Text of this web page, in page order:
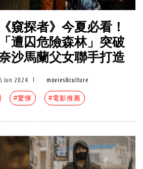
窺探者》今夏必看！
遭囚危險森林」突破
沙馬蘭父女聯手打造
Jun 2024 movies&culture
#驚悚 #電影推薦